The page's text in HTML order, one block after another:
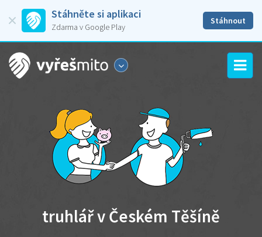
Stáhněte si aplikaci
Zdarma v Google Play
Stáhnout
truhlář v Českém Těšíně